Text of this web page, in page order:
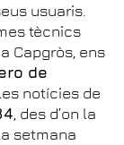
usuaris.
tècnics
Capgròs, ens
de
notícies de
, des d’on la
setmana